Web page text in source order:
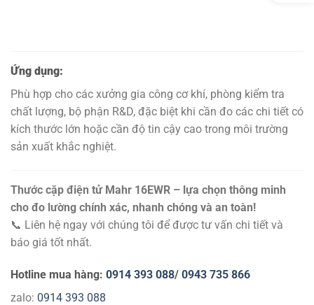
Ứng dụng:
Phù hợp cho các xưởng gia công cơ khí, phòng kiểm tra
chất lượng, bộ phận R&D, đặc biệt khi cần đo các chi tiết có
kích thước lớn hoặc cần độ tin cậy cao trong môi trường
sản xuất khắc nghiệt.
Thước cặp điện tử Mahr 16EWR – lựa chọn thông minh
cho đo lường chính xác, nhanh chóng và an toàn!
📞 Liên hệ ngay với chúng tôi để được tư vấn chi tiết và
báo giá tốt nhất.
Hotline mua hàng: 0914 393 088/ 0943 735 866
zalo: 0914 393 088